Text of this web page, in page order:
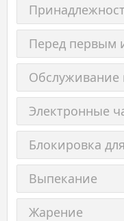
Перед первым
Обслуживание
Электронные
Блокировка
Выпекание
Жарение